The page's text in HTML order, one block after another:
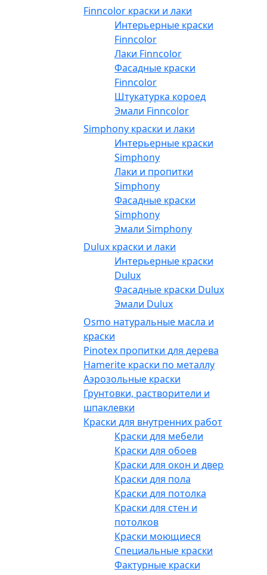
Finncolor краски и лаки
Интерьерные краски
Finncolor
Лаки Finncolor
Фасадные краски
Finncolor
Штукатурка короед
Эмали Finncolor
Simphony краски и лаки
Интерьерные краски
Simphony
Лаки и пропитки
Simphony
Фасадные краски
Simphony
Эмали Simphony
Dulux краски и лаки
Интерьерные краски
Dulux
Фасадные краски Dulux
Эмали Dulux
Osmo натуральные масла и
краски
Pinotex пропитки для дерева
Hamerite краски по металлу
Аэрозольные краски
Грунтовки, растворители и
шпаклевки
Краски для внутренних работ
Краски для мебели
Краски для обоев
Краски для окон и дверей
Краски для пола
Краски для потолка
Краски для стен и
потолков
Краски моющиеся
Специальные краски
Фактурные краски